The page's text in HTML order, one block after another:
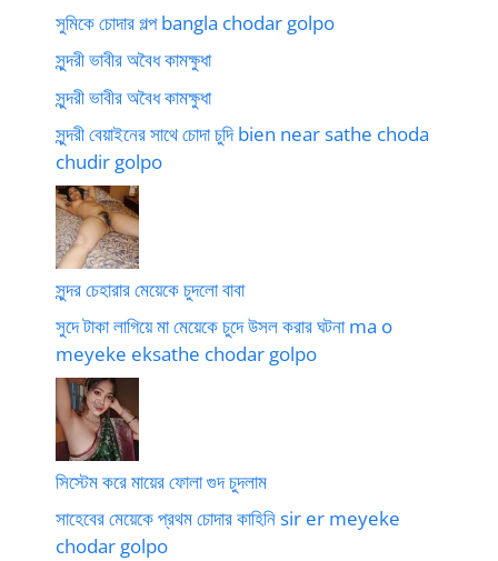
সুমিকে চোদার গল্প bangla chodar golpo
সুন্দরী ভাবীর অবৈধ কামক্ষুধা
সুন্দরী ভাবীর অবৈধ কামক্ষুধা
সুন্দরী বেয়াইনের সাথে চোদা চুদি bien near sathe choda
chudir golpo
সুন্দর চেহারার মেয়েকে চুদলো বাবা
সুদে টাকা লাগিয়ে মা মেয়েকে চুদে উসল করার ঘটনা ma o
meyeke eksathe chodar golpo
সিস্টেম করে মায়ের ফোলা গুদ চুদলাম
সাহেবের মেয়েকে প্রথম চোদার কাহিনি sir er meyeke
chodar golpo